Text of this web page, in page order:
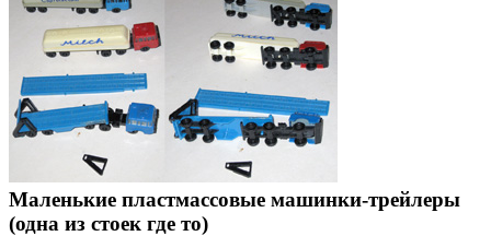
Маленькие пластмассовые машинки-трейлеры
(одна из стоек где то)